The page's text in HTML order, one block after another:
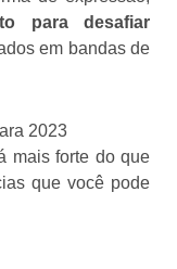
para desafiar
em bandas de
2023
mais forte do que
que você pode